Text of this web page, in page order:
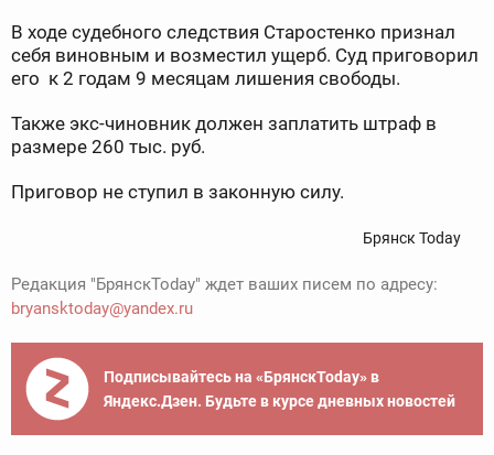
В ходе судебного следствия Старостенко признал
себя виновным и возместил ущерб. Суд приговорил
его к 2 годам 9 месяцам лишения свободы.
Также экс-чиновник должен заплатить штраф в
размере 260 тыс. руб.
Приговор не ступил в законную силу.
Брянск Today
Редакция "БрянскToday" ждет ваших писем по адресу:
bryansktoday@yandex.ru
Подписывайтесь на «БрянскToday» в
Яндекс.Дзен. Будьте в курсе дневных новостей